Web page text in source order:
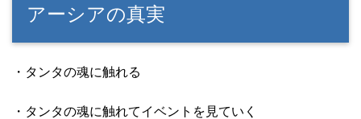
アーシアの真実
・タンタの魂に触れる
・タンタの魂に触れてイベントを見ていく